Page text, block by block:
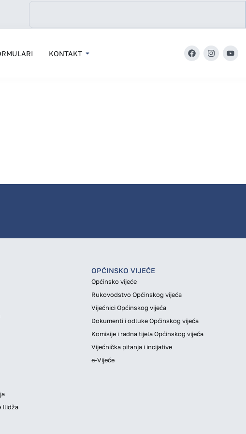
KONTAKT
Ilidža
OPĆINSKO VIJEĆE
Općinsko vijeće
Rukovodstvo Općinskog vijeća
Vijećnici Općinskog vijeća
Dokumenti i odluke Općinskog vijeća
Komisije i radna tijela Općinskog vijeća
Vijećnička pitanja i incijative
e-Vijeće